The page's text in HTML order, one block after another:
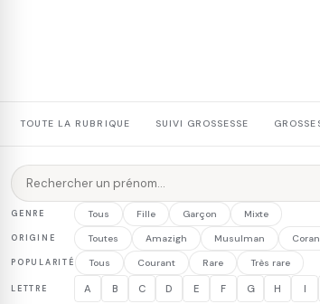
TOUTE LA RUBRIQUE SUIVI GROSSESSE
GENRE Tous Fille Garçon Mixte
ORIGINE Toutes Amazigh Musulman
POPULARITÉ Tous Courant Rare Très rare
LETTRE A B C D E F G H I